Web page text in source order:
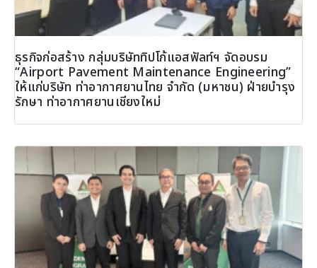
ธุรกิจก่อสร้าง กลุ่มบริษัททิปโก้แอสฟัลท์ฯ จัดอบรม
“Airport Pavement Maintenance Engineering”
ให้แก่บริษัท ท่าอากาศยานไทย จำกัด (มหาชน) ฝ่ายบำรุง
รักษา ท่าอากาศยานเชียงใหม่